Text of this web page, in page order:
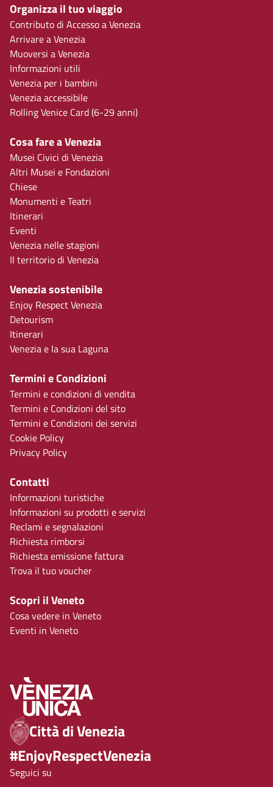
Organizza il tuo viaggio
Contributo di Accesso a Venezia
Arrivare a Venezia
Muoversi a Venezia
Informazioni utili
Venezia per i bambini
Venezia accessibile
Rolling Venice Card (6-29 anni)
Cosa fare a Venezia
Musei Civici di Venezia
Altri Musei e Fondazioni
Chiese
Monumenti e Teatri
Itinerari
Eventi
Venezia nelle stagioni
Il territorio di Venezia
Venezia sostenibile
Enjoy Respect Venezia
Detourism
Itinerari
Venezia e la sua Laguna
Termini e Condizioni
Termini e condizioni di vendita
Termini e Condizioni del sito
Termini e Condizioni dei servizi
Cookie Policy
Privacy Policy
Contatti
Informazioni turistiche
Informazioni su prodotti e servizi
Reclami e segnalazioni
Richiesta rimborsi
Richiesta emissione fattura
Trova il tuo voucher
Scopri il Veneto
Cosa vedere in Veneto
Eventi in Veneto
Città di Venezia
#EnjoyRespectVenezia
Seguici su